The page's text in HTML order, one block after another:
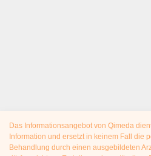
Das Informationsangebot von Qimeda
Information und ersetzt in keinem Fall die
Behandlung durch einen ausgebildeten